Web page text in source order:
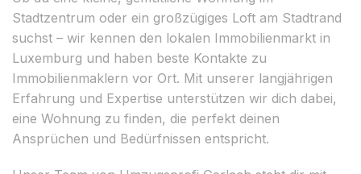
Stadtzentrum oder ein großzügiges Loft am Stadtrand
suchst – wir kennen den lokalen Immobilienmarkt in
Luxemburg und haben beste Kontakte zu
Immobilienmaklern vor Ort. Mit unserer langjährigen
Erfahrung und Expertise unterstützen wir dich dabei,
eine Wohnung zu finden, die perfekt deinen
Ansprüchen und Bedürfnissen entspricht.